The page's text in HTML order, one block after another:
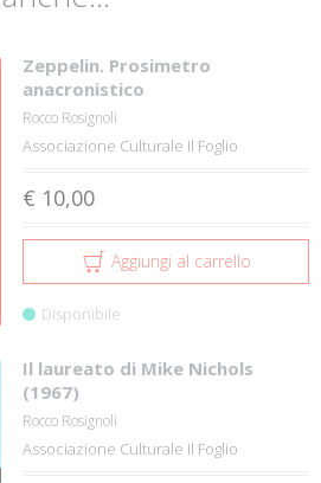
Zeppelin. Prosimetro
anacronistico
Rocco Rosignoli
Associazione Culturale Il Foglio
€ 10,00
Aggiungi al carrello
Disponibile
Il laureato di Mike Nichols
(1967)
Rocco Rosignoli
Associazione Culturale Il Foglio